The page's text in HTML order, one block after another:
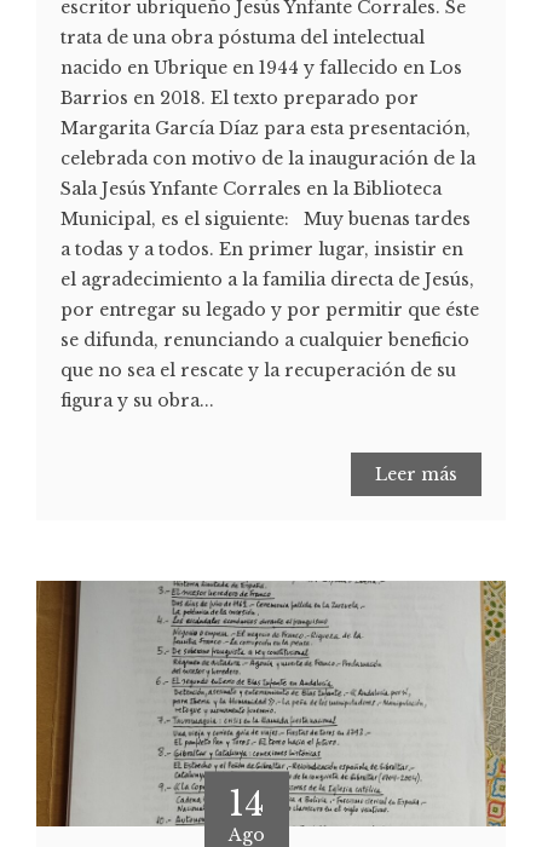
escritor ubriqueño Jesús Ynfante Corrales. Se
trata de una obra póstuma del intelectual
nacido en Ubrique en 1944 y fallecido en Los
Barrios en 2018. El texto preparado por
Margarita García Díaz para esta presentación,
celebrada con motivo de la inauguración de la
Sala Jesús Ynfante Corrales en la Biblioteca
Municipal, es el siguiente: Muy buenas tardes
a todas y a todos. En primer lugar, insistir en
el agradecimiento a la familia directa de Jesús,
por entregar su legado y por permitir que éste
se difunda, renunciando a cualquier beneficio
que no sea el rescate y la recuperación de su
figura y su obra...
Leer más
14
Ago